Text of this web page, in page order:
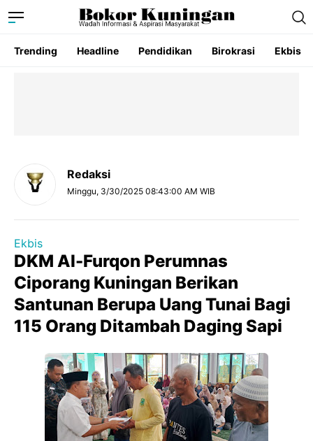
Trending Headline Pendidikan Birokrasi Ekbis
Redaksi
Minggu, 3/30/2025 08:43:00 AM WIB
Ekbis
DKM Al-Furqon Perumnas
Ciporang Kuningan Berikan
Santunan Berupa Uang Tunai Bagi
115 Orang Ditambah Daging Sapi